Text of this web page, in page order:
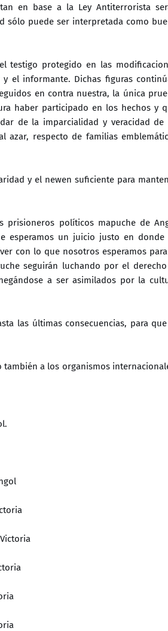
en base a la Ley Antiterrorista
sólo puede ser interpretada como
testigo protegido en las
el informante. Dichas figuras
en contra nuestra, la única
haber participado en los hechos y
de la imparcialidad y veracidad de
azar, respecto de familias
y el newen suficiente para
prisioneros políticos mapuche de
esperamos un juicio justo en donde
con lo que nosotros esperamos
seguirán luchando por el
a ser asimilados por la
las últimas consecuencias, para
a los organismos